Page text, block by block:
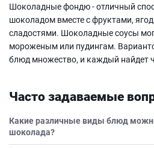
Шоколадные фондю - отличный
шоколадом вместе с фруктами,
сладостями. Шоколадные соусы
мороженым или пудингам.
блюд множество, и каждый найдет
Часто задаваемые
Какие различные виды блюд
шоколада?